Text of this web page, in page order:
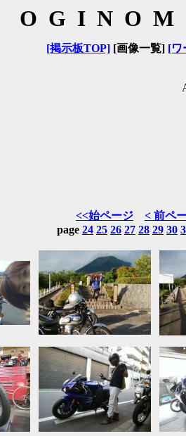
[掲示板TOP][画像一覧] [ワ
<<始ページ
< 前ペ
page 24 25 26 27 28 29 30